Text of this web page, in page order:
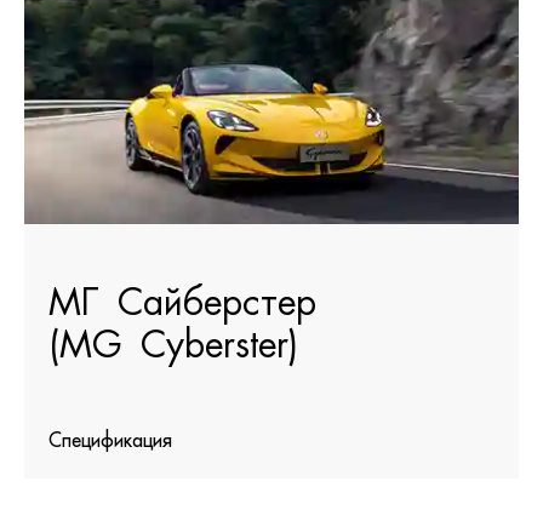
МГ Сайберстер
(MG Cyberster)
Спецификация